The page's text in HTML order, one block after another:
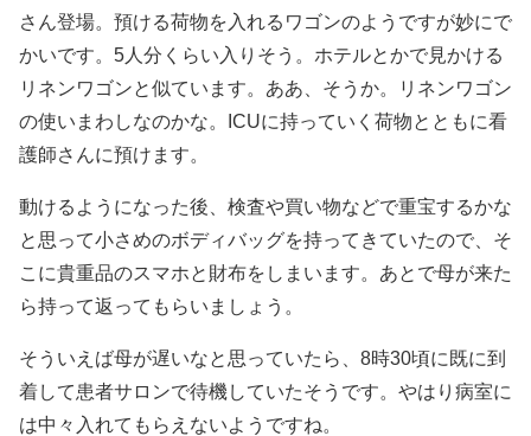
さん登場。預ける荷物を入れるワゴンのようですが妙にで
かいです。5人分くらい入りそう。ホテルとかで見かける
リネンワゴンと似ています。ああ、そうか。リネンワゴン
の使いまわしなのかな。ICUに持っていく荷物とともに看
護師さんに預けます。
動けるようになった後、検査や買い物などで重宝するかな
と思って小さめのボディバッグを持ってきていたので、そ
こに貴重品のスマホと財布をしまいます。あとで母が来た
ら持って返ってもらいましょう。
そういえば母が遅いなと思っていたら、8時30頃に既に到
着して患者サロンで待機していたそうです。やはり病室に
は中々入れてもらえないようですね。